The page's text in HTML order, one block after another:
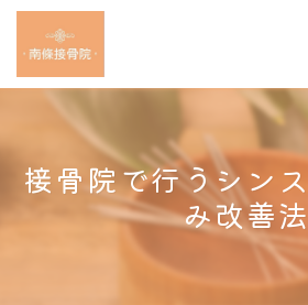
接骨院で行うシン
み改善法